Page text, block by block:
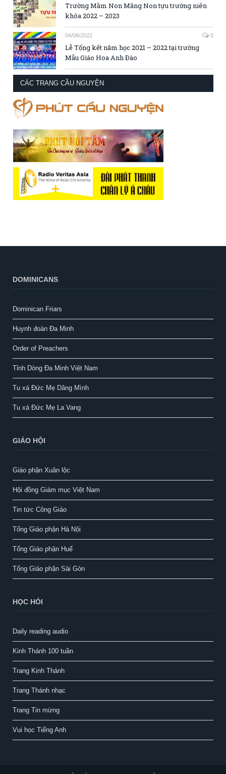
Trường Mầm Non Măng Non tựu trường niên
khóa 2022 – 2023
04/08/2022 0
Lễ Tổng kết năm học 2021 – 2022 tại trường
Mẫu Giáo Hoa Anh Đào
CÁC TRANG CẦU NGUYỆN
DOMINICANS
Dominican Friars
Huynh đoàn Đa Minh
Order of Preachers
Tỉnh Dòng Đa Minh Việt Nam
Tu xá Đức Mẹ Dâng Mình
Tu xá Đức Mẹ La Vang
GIÁO HỘI
Giáo phận Xuân lộc
Hội đồng Giám mục Việt Nam
Tin tức Công Giáo
Tổng Giáo phận Hà Nội
Tổng Giáo phận Huế
Tổng Giáo phận Sài Gòn
HỌC HỎI
Daily reading audio
Kinh Thánh 100 tuần
Trang Kinh Thánh
Trang Thánh nhạc
Trang Tin mừng
Vui học Tiếng Anh